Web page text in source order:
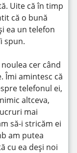
Uite că în timp
că o bună
ea un telefon
spun.
cer când
Îmi amintesc că
telefonul ei,
altceva,
mai
să-i stricăm ei
am putea
cu ea deși noi